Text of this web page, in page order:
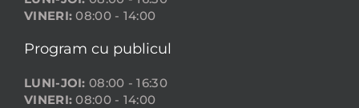
VINERI: 08:00 - 14:00
Program cu publicul
LUNI-JOI: 08:00 - 16:30
VINERI: 08:00 - 14:00